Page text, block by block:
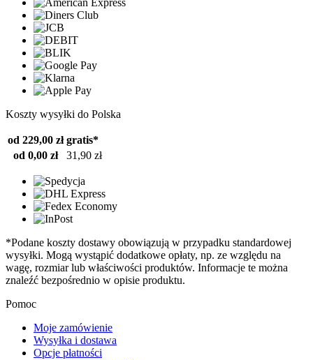
Koszty wysyłki do Polska
od 229,00 zł gratis*
od 0,00 zł
31,90 zł
*Podane koszty dostawy obowiązują w przypadku standardowej
wysyłki. Mogą wystąpić dodatkowe opłaty, np. ze względu na
wagę, rozmiar lub właściwości produktów. Informacje te można
znaleźć bezpośrednio w opisie produktu.
Pomoc
Moje zamówienie
Wysyłka i dostawa
Opcje płatności